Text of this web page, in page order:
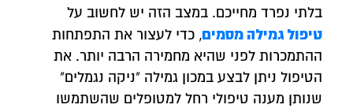
בלתי נפרד מחייכם. במצב הזה יש לחשוב על
טיפול גמילה מסמים, כדי לעצור את התפתחות
ההתמכרות לפני שהיא מחמירה הרבה יותר. את
הטיפול ניתן לבצע במכון גמילה "ניקה נגמלים"
שנותן מענה טיפולי רחל למטופלים שהשתמשו